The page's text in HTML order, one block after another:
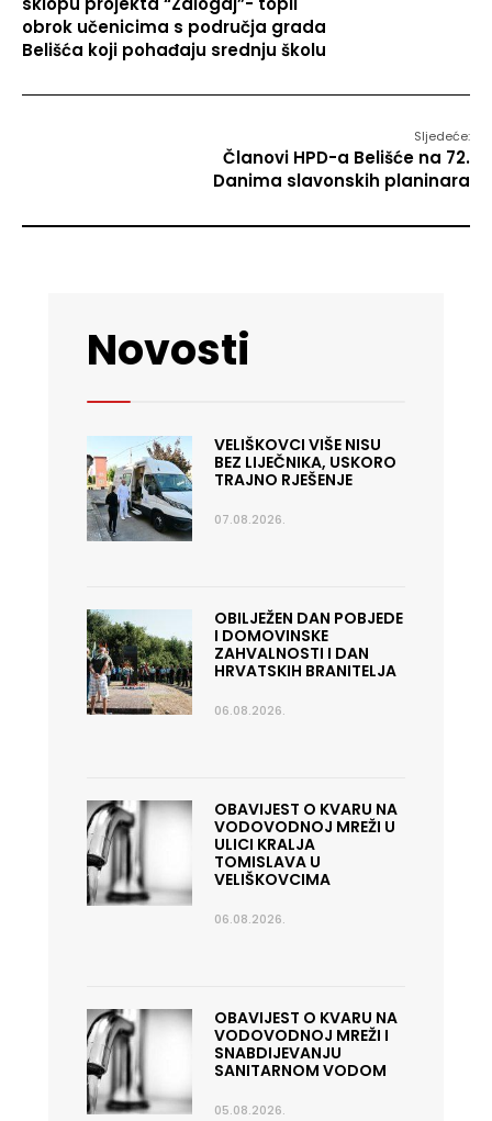
obrok učenicima s područja grada
Belišća koji pohađaju srednju školu
Sljedeće:
Članovi HPD-a Belišće na 72.
Danima slavonskih planinara
Novosti
VELIŠKOVCI VIŠE NISU
BEZ LIJEČNIKA, USKORO
TRAJNO RJEŠENJE
07.08.2026.
OBILJEŽEN DAN POBJEDE
I DOMOVINSKE
ZAHVALNOSTI I DAN
HRVATSKIH BRANITELJA
06.08.2026.
OBAVIJEST O KVARU NA
VODOVODNOJ MREŽI U
ULICI KRALJA
TOMISLAVA U
VELIŠKOVCIMA
06.08.2026.
OBAVIJEST O KVARU NA
VODOVODNOJ MREŽI I
SNABDIJEVANJU
SANITARNOM VODOM
05.08.2026.